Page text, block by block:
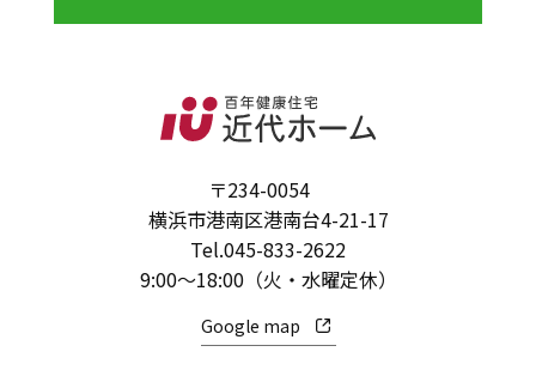
〒234-0054
横浜市港南区港南台4-21-17
Tel.045-833-2622
9:00～18:00（火・水曜定休）
Google map